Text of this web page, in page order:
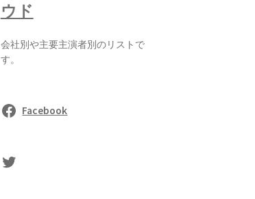
ウド
会社別や主要主演者別のリストで
す。
Facebook
sasaki's Twitter